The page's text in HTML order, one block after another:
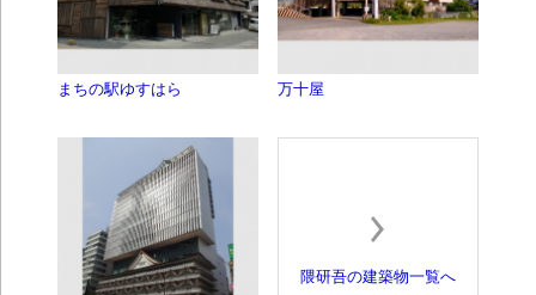
まちの駅ゆすはら 万十屋
隈研吾の建築物一覧へ